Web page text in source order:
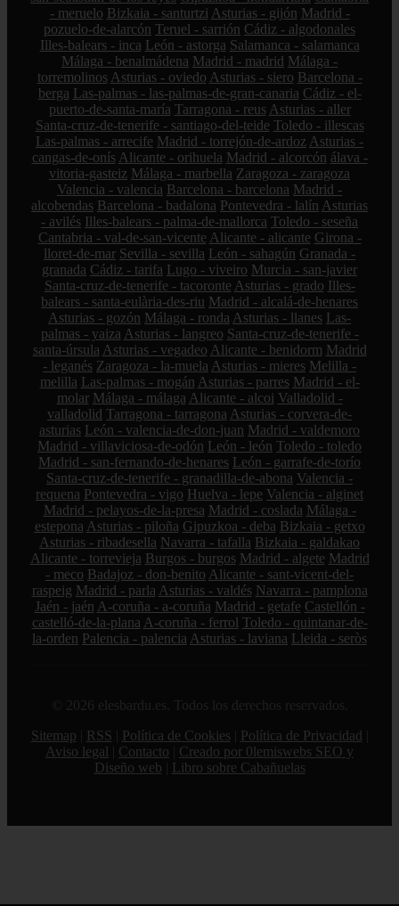
- meruelo Bizkaia - santurtzi Asturias - gijón Madrid -
pozuelo-de-alarcón Teruel - sarrión Cádiz - algodonales
Illes-balears - inca León - astorga Salamanca - salamanca
Málaga - benalmádena Madrid - madrid Málaga -
torremolinos Asturias - oviedo Asturias - siero Barcelona -
berga Las-palmas - las-palmas-de-gran-canaria Cádiz - el-
puerto-de-santa-maría Tarragona - reus Asturias - aller
Santa-cruz-de-tenerife - santiago-del-teide Toledo - illescas
Las-palmas - arrecife Madrid - torrejón-de-ardoz Asturias -
cangas-de-onís Alicante - orihuela Madrid - alcorcón álava -
vitoria-gasteiz Málaga - marbella Zaragoza - zaragoza
Valencia - valencia Barcelona - barcelona Madrid -
alcobendas Barcelona - badalona Pontevedra - lalín Asturias
- avilés Illes-balears - palma-de-mallorca Toledo - seseña
Cantabria - val-de-san-vicente Alicante - alicante Girona -
lloret-de-mar Sevilla - sevilla León - sahagún Granada -
granada Cádiz - tarifa Lugo - viveiro Murcia - san-javier
Santa-cruz-de-tenerife - tacoronte Asturias - grado Illes-
balears - santa-eulària-des-riu Madrid - alcalá-de-henares
Asturias - gozón Málaga - ronda Asturias - llanes Las-
palmas - yaiza Asturias - langreo Santa-cruz-de-tenerife -
santa-úrsula Asturias - vegadeo Alicante - benidorm Madrid
- leganés Zaragoza - la-muela Asturias - mieres Melilla -
melilla Las-palmas - mogán Asturias - parres Madrid - el-
molar Málaga - málaga Alicante - alcoi Valladolid -
valladolid Tarragona - tarragona Asturias - corvera-de-
asturias León - valencia-de-don-juan Madrid - valdemoro
Madrid - villaviciosa-de-odón León - león Toledo - toledo
Madrid - san-fernando-de-henares León - garrafe-de-torío
Santa-cruz-de-tenerife - granadilla-de-abona Valencia -
requena Pontevedra - vigo Huelva - lepe Valencia - alginet
Madrid - pelayos-de-la-presa Madrid - coslada Málaga -
estepona Asturias - piloña Gipuzkoa - deba Bizkaia - getxo
Asturias - ribadesella Navarra - tafalla Bizkaia - galdakao
Alicante - torrevieja Burgos - burgos Madrid - algete Madrid
- meco Badajoz - don-benito Alicante - sant-vicent-del-
raspeig Madrid - parla Asturias - valdés Navarra - pamplona
Jaén - jaén A-coruña - a-coruña Madrid - getafe Castellón -
castelló-de-la-plana A-coruña - ferrol Toledo - quintanar-de-
la-orden Palencia - palencia Asturias - laviana Lleida - seròs
© 2026 elesbardu.es. Todos los derechos reservados.
Sitemap
RSS Política de Cookies Política de Privacidad
Aviso legal
Contacto
Creado por 0lemiswebs SEO y
Diseño web
Libro sobre Cabañuelas